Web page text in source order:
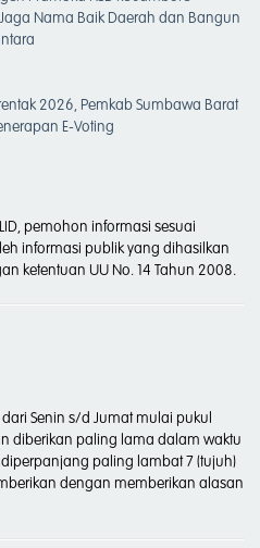
Nama Baik Daerah dan Bangun
2026, Pemkab Sumbawa Barat
E-Voting
pemohon informasi sesuai
informasi publik yang dihasilkan
ketentuan UU No. 14 Tahun 2008.
Senin s/d Jumat mulai pukul
diberikan paling lama dalam waktu
paling lambat 7 (tujuh)
dengan memberikan alasan